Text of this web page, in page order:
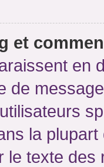
et
en
de
la
le texte